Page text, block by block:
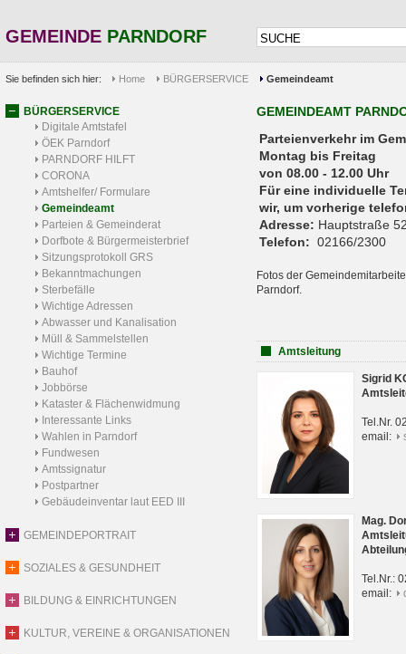
GEMEINDE PARNDORF
Sie befinden sich hier: Home BÜRGERSERVICE Gemeindeamt
BÜRGERSERVICE
Digitale Amtstafel
ÖEK Parndorf
PARNDORF HILFT
CORONA
Amtshelfer/ Formulare
Gemeindeamt
Parteien & Gemeinderat
Dorfbote & Bürgermeisterbrief
Sitzungsprotokoll GRS
Bekanntmachungen
Sterbefälle
Wichtige Adressen
Abwasser und Kanalisation
Müll & Sammelstellen
Wichtige Termine
Bauhof
Jobbörse
Kataster & Flächenwidmung
Interessante Links
Wahlen in Parndorf
Fundwesen
Amtssignatur
Postpartner
Gebäudeinventar laut EED III
GEMEINDEPORTRAIT
SOZIALES & GESUNDHEIT
BILDUNG & EINRICHTUNGEN
KULTUR, VEREINE & ORGANISATIONEN
GEMEINDEAMT
Parteienverkehr
Montag bis Freitag
von 08.00 - 12.00 Uhr
Für eine individuelle
wir, um vorherige
Adresse: Hauptstraße
Telefon: 02166/2300
Fotos der
Parndorf.
Amtsleitung
Sigrid
Tel.Nr.
email:
Mag.
Tel.Nr.:
email: